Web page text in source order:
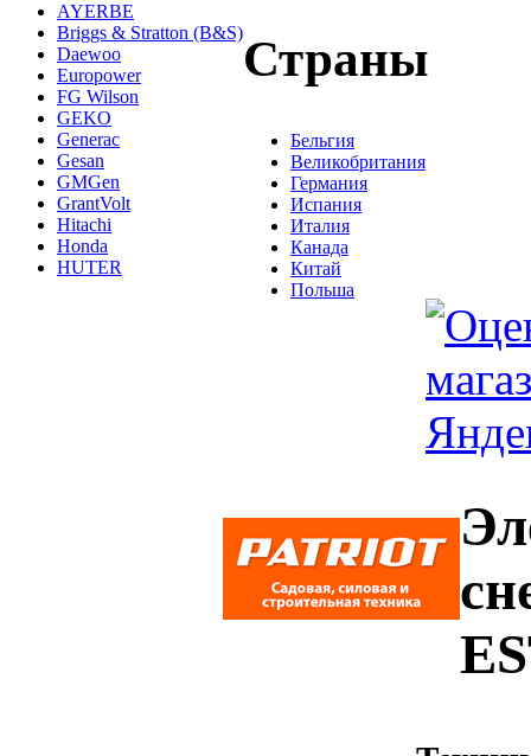
AYERBE
Briggs & Stratton (B&S)
Daewoo
Europower
FG Wilson
GEKO
Generac
Gesan
GMGen
GrantVolt
Hitachi
Honda
HUTER
Страны
Бельгия
Великобритания
Германия
Испания
Италия
Канада
Китай
Польша